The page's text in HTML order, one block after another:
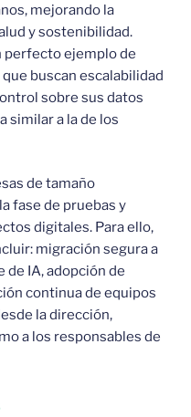
mejorando la
y sostenibilidad.
perfecto ejemplo de
buscan escalabilidad
sobre sus datos
similar a la de los
de tamaño
fase de pruebas y
digitales. Para ello,
migración segura a
de IA, adopción de
continua de equipos
la dirección,
a los responsables de